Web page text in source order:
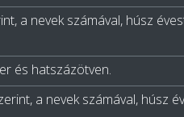
a nevek számával, húsz
és hatszázötven.
a nevek számával, húsz